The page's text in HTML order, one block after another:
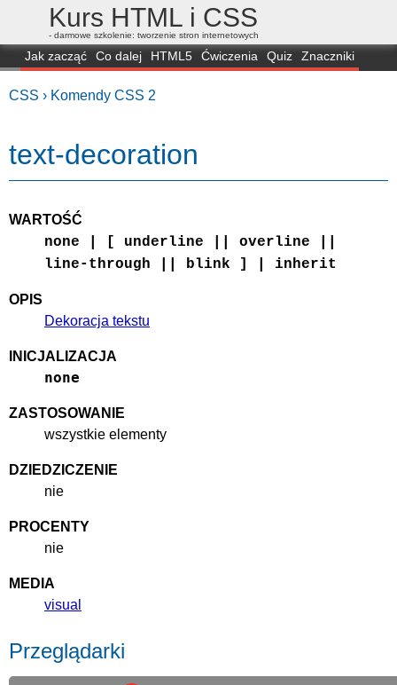
Kurs HTML i CSS
- darmowe szkolenie: tworzenie stron internetowych
Jak zacząć Co dalej HTML5 Ćwiczenia Quiz
Znaczniki
CSS › Komendy CSS 2
text-decoration
WARTOŚĆ
none | [ underline || overline ||
line-through || blink ] | inherit
OPIS
Dekoracja tekstu
INICJALIZACJA
none
ZASTOSOWANIE
wszystkie elementy
DZIEDZICZENIE
nie
PROCENTY
nie
MEDIA
visual
Przeglądarki